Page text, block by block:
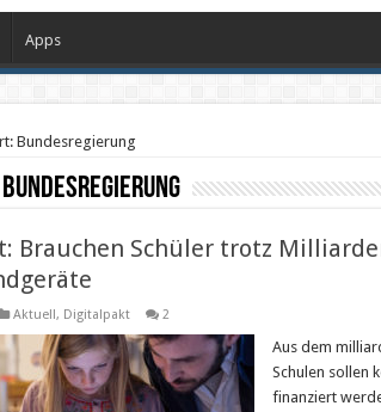
Apps
Bundesregierung
Bundesregierung
Brauchen Schüler trotz
Aktuell, Digitalpakt 2
Aus dem
Schulen sollen
finanziert